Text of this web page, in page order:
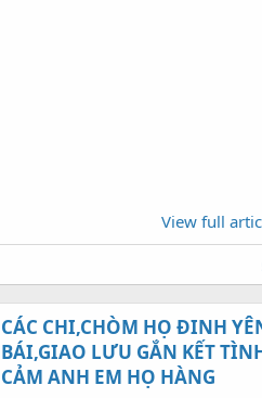
View full
CÁC CHI,CHÒM HỌ ĐINH
BÁI,GIAO LƯU GẮN KẾT
CẢM ANH EM HỌ HÀNG